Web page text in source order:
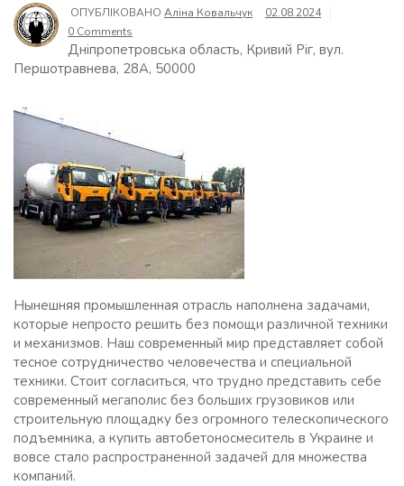
ОПУБЛІКОВАНО Аліна Ковальчук
02.08.2024
0 Comments
Дніпропетровська область, Кривий Ріг, вул.
Першотравнева, 28А, 50000
Нынешняя промышленная отрасль наполнена задачами,
которые непросто решить без помощи различной техники
и механизмов. Наш современный мир представляет собой
тесное сотрудничество человечества и специальной
техники. Стоит согласиться, что трудно представить себе
современный мегаполис без больших грузовиков или
строительную площадку без огромного телескопического
подъемника, а купить автобетоносмеситель в Украине и
вовсе стало распространенной задачей для множества
компаний.